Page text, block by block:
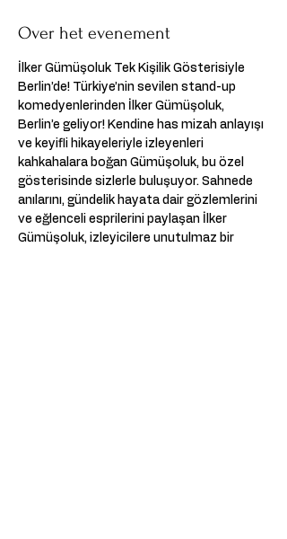
Over het evenement
İlker Gümüşoluk Tek Kişilik Gösterisiyle
Berlin’de! Türkiye’nin sevilen stand-up
komedyenlerinden İlker Gümüşoluk,
Berlin’e geliyor! Kendine has mizah anlayışı
ve keyifli hikayeleriyle izleyenleri
kahkahalara boğan Gümüşoluk, bu özel
gösterisinde sizlerle buluşuyor. Sahnede
anılarını, gündelik hayata dair gözlemlerini
ve eğlenceli esprilerini paylaşan İlker
Gümüşoluk, izleyicilere unutulmaz bir